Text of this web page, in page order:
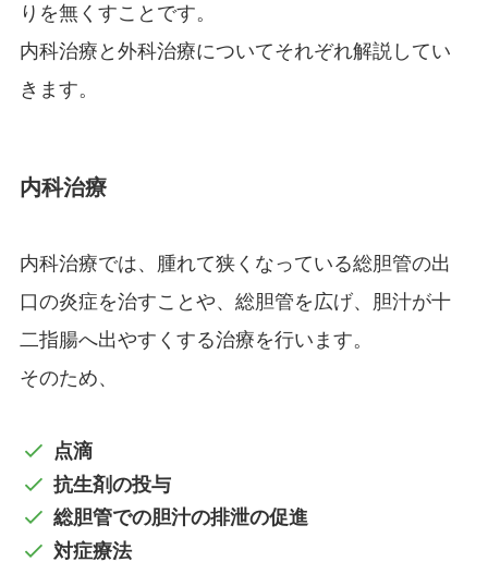
りを無くすことです。
内科治療と外科治療についてそれぞれ解説してい
きます。
内科治療
内科治療では、腫れて狭くなっている総胆管の出
口の炎症を治すことや、総胆管を広げ、胆汁が十
二指腸へ出やすくする治療を行います。
そのため、
点滴
抗生剤の投与
総胆管での胆汁の排泄の促進
対症療法